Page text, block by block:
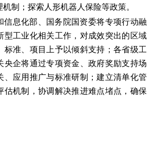
制；探索人形机器人保险等政策。
信息化部、国务院国资委将专项行动融
型工业化相关工作，对成效突出的区域
标准、项目上予以倾斜支持；各省级工
央企将通过专项资金、政府奖励支持场
、应用推广与标准研制；建立清单化管
估机制，协调解决推进难点堵点，确保